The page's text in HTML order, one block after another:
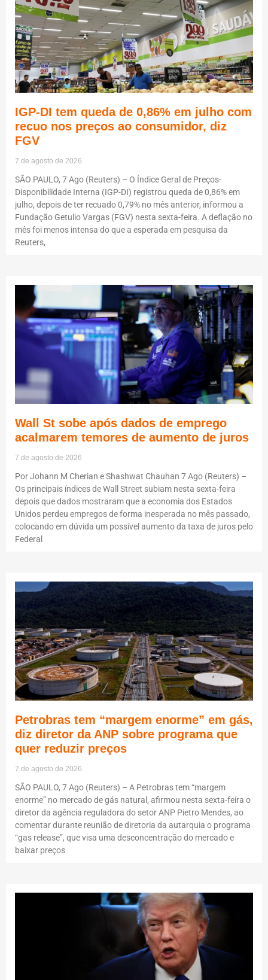
IGP-DI tem queda de 0,86% em julho com
recuo nos preços ao consumidor, diz
FGV
7 de agosto de 2026
SÃO PAULO, 7 Ago (Reuters) – O Índice Geral de Preços-
Disponibilidade Interna (IGP-DI) registrou queda de 0,86% em
julho, depois de ter recuado 0,79% no mês anterior, informou a
Fundação Getulio Vargas (FGV) nesta sexta-feira. A deflação no
mês foi menos intensa do que a esperada em pesquisa da
Reuters,
Wall St sobe após dados de emprego
acalmarem temores de aumento de juros
7 de agosto de 2026
Por Johann M Cherian e Shashwat Chauhan 7 Ago (Reuters) –
Os principais índices de Wall Street subiam nesta sexta-feira
depois que dados mostraram que a economia dos Estados
Unidos perdeu empregos de forma inesperada no mês passado,
colocando em dúvida um possível aumento da taxa de juros pelo
Federal
Petrobras tem “margem enorme” em gás,
diz diretor da ANP sobre programa que
quer reduzir preços
7 de agosto de 2026
SÃO PAULO, 7 Ago (Reuters) – A Petrobras tem “margem
enorme” no mercado de gás natural, afirmou nesta sexta-feira o
diretor da agência reguladora do setor ANP Pietro Mendes, ao
comentar durante reunião de diretoria da autarquia o programa
“gas release”, que visa uma desconcentração do mercado e
baixar preços